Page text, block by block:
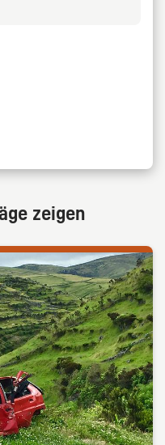
zeigen